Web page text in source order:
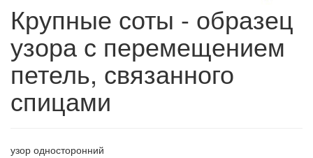
Крупные соты - образец
узора с перемещением
петель, связанного
спицами
узор односторонний